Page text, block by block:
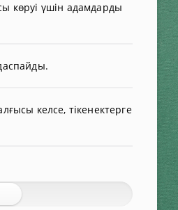
көруі үшін адамдарды
келсе, тікенектерге